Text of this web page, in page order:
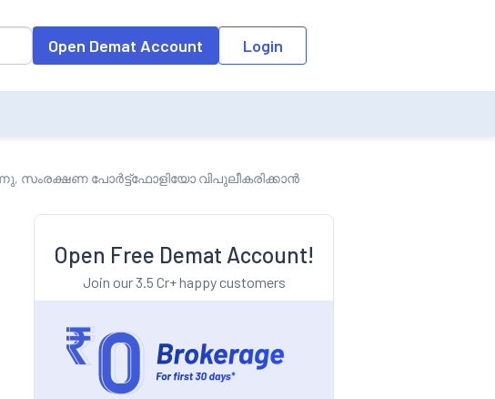
data into the input field, the suggestion list will be updated as per the
Open Demat Account Login
പോർട്ട്ഫോളിയോ വിപുലീകരിക്കാൻ
Open Free Demat Account!
Join our 3.5 Cr+ happy customers